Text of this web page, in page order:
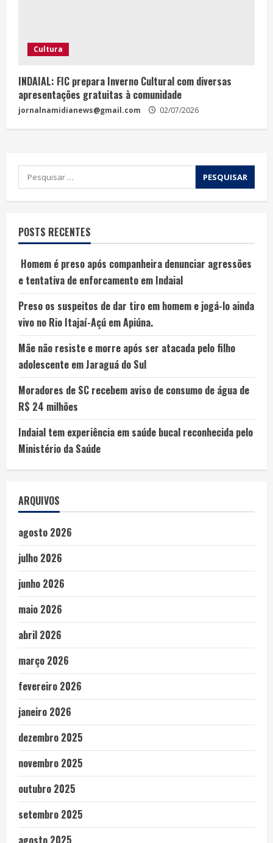
Cultura
INDAIAL: FIC prepara Inverno Cultural com diversas
apresentações gratuitas à comunidade
jornalnamidianews@gmail.com 02/07/2026
POSTS RECENTES
Homem é preso após companheira denunciar agressões
e tentativa de enforcamento em Indaial
Preso os suspeitos de dar tiro em homem e jogá-lo ainda
vivo no Rio Itajaí-Açú em Apiúna.
Mãe não resiste e morre após ser atacada pelo filho
adolescente em Jaraguá do Sul
Moradores de SC recebem aviso de consumo de água de
R$ 24 milhões
Indaial tem experiência em saúde bucal reconhecida pelo
Ministério da Saúde
ARQUIVOS
agosto 2026
julho 2026
junho 2026
maio 2026
abril 2026
março 2026
fevereiro 2026
janeiro 2026
dezembro 2025
novembro 2025
outubro 2025
setembro 2025
agosto 2025